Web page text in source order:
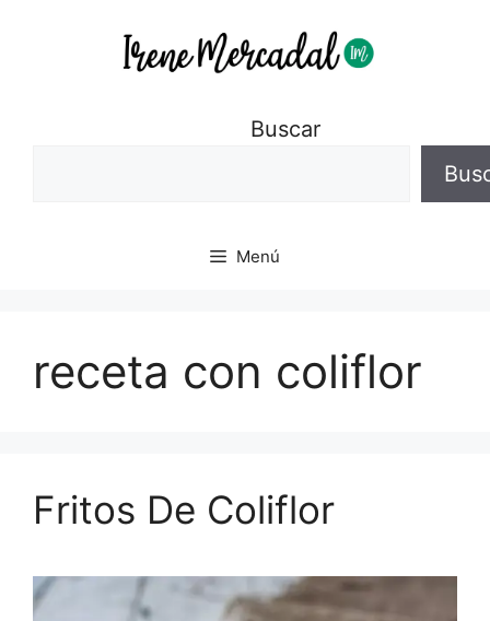
Buscar
Menú
receta con coliflor
Fritos De Coliflor